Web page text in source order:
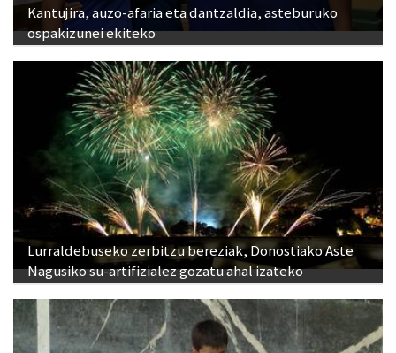
Kantujira, auzo-afaria eta dantzaldia, asteburuko
ospakizunei ekiteko
Lurraldebuseko zerbitzu bereziak, Donostiako Aste
Nagusiko su-artifizialez gozatu ahal izateko